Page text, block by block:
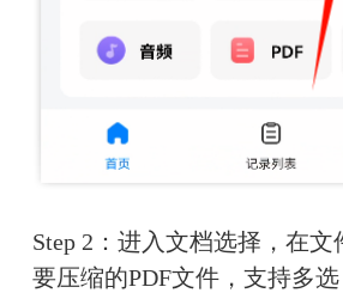
Step 2：进入文档选择，在
要压缩的PDF文件，支持多